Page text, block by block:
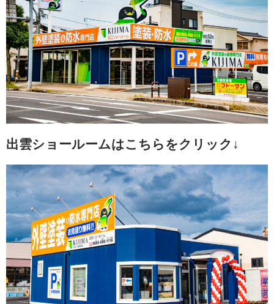
出雲ショールームはこちらをクリック↓